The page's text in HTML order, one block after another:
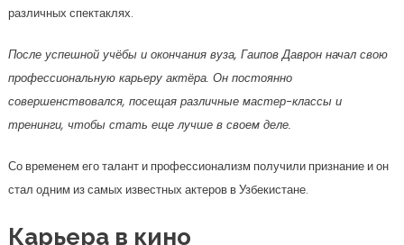
различных спектаклях.
После успешной учёбы и окончания вуза, Гаипов Даврон начал свою
профессиональную карьеру актёра. Он постоянно
совершенствовался, посещая различные мастер-классы и
тренинги, чтобы стать еще лучше в своем деле.
Со временем его талант и профессионализм получили признание и он
стал одним из самых известных актеров в Узбекистане.
Карьера в кино